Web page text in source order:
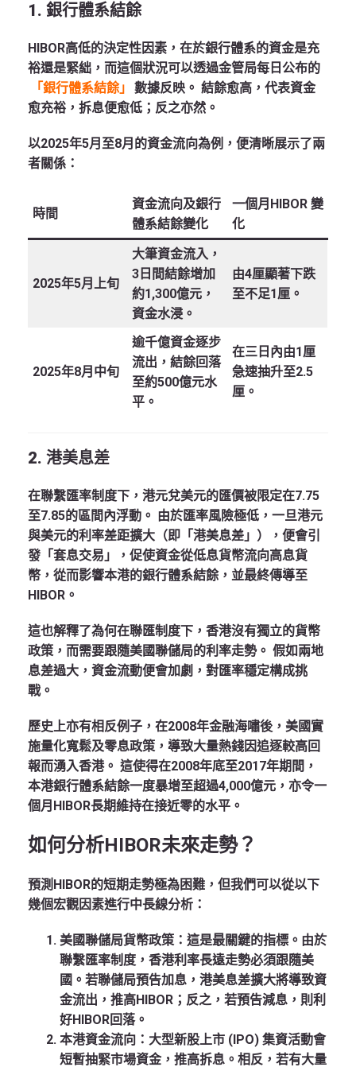
1. 銀行體系結餘
HIBOR高低的決定性因素，在於銀行體系的資金是充
裕還是緊絀，而這個狀況可以透過金管局每日公布的
「銀行體系結餘」
數據反映。 結餘愈高，代表資金
愈充裕，拆息便愈低；反之亦然。
以2025年5月至8月的資金流向為例，便清晰展示了兩
者關係：
時間
資金流向及銀行
體系結餘變化
一個月HIBOR 變
化
2025年5月上旬
大筆資金流入，
3日間結餘增加
約1,300億元，
資金水浸。
由4厘顯著下跌
至不足1厘。
2025年8月中旬
逾千億資金逐步
流出，結餘回落
至約500億元水
平。
在三日內由1厘
急速抽升至2.5
厘。
2. 港美息差
在聯繫匯率制度下，港元兌美元的匯價被限定在7.75
至7.85的區間內浮動。 由於匯率風險極低，一旦港元
與美元的利率差距擴大（即「港美息差」），便會引
發「套息交易」，促使資金從低息貨幣流向高息貨
幣，從而影響本港的銀行體系結餘，並最終傳導至
HIBOR。
這也解釋了為何在聯匯制度下，香港沒有獨立的貨幣
政策，而需要跟隨美國聯儲局的利率走勢。 假如兩地
息差過大，資金流動便會加劇，對匯率穩定構成挑
戰。
歷史上亦有相反例子，在2008年金融海嘯後，美國實
施量化寬鬆及零息政策，導致大量熱錢因追逐較高回
報而湧入香港。 這使得在2008年底至2017年期間，
本港銀行體系結餘一度暴增至超過4,000億元，亦令一
個月HIBOR長期維持在接近零的水平。
如何分析HIBOR未來走勢？
預測HIBOR的短期走勢極為困難，但我們可以從以下
幾個宏觀因素進行中長線分析：
美國聯儲局貨幣政策：這是最關鍵的指標。由於
聯繫匯率制度，香港利率長遠走勢必須跟隨美
國。若聯儲局預告加息，港美息差擴大將導致資
金流出，推高HIBOR；反之，若預告減息，則利
好HIBOR回落。
本港資金流向 ：大型新股上市 (IPO) 集資活動會
短暫抽緊市場資金，推高拆息。相反，若有大量